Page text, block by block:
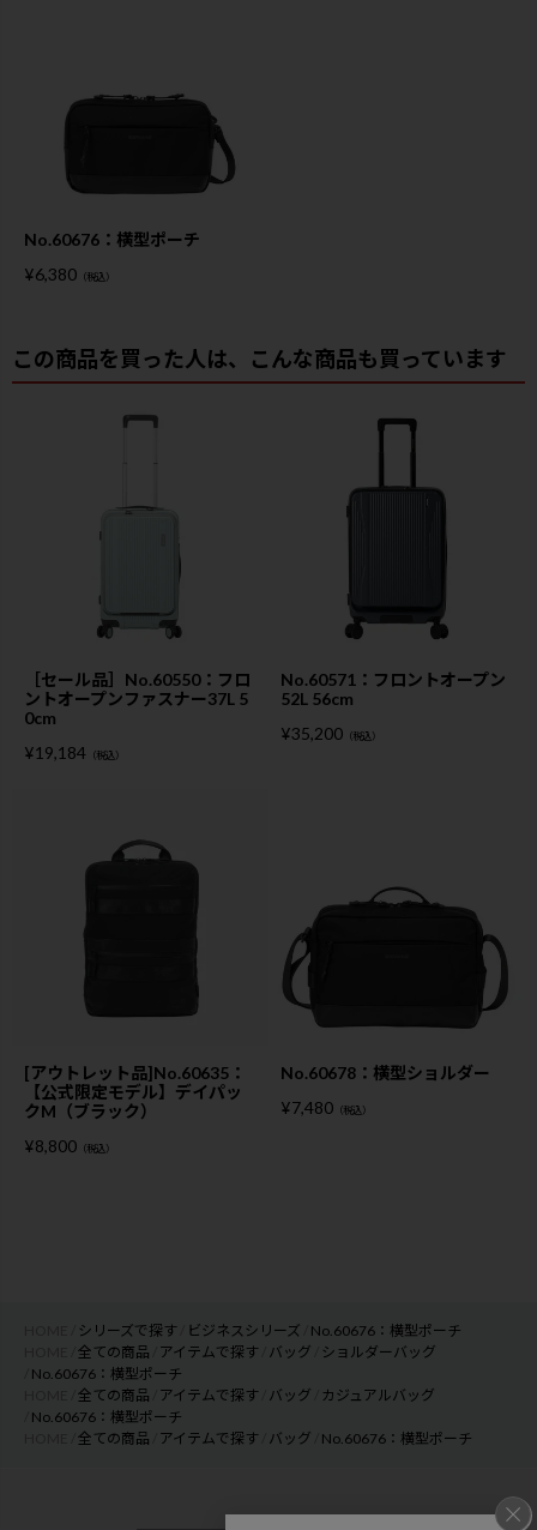
No.60676：横型ポーチ
¥6,380 （税込）
この商品を買った人は、こんな商品も買っています
［セール品］No.60550：フロ
ントオープンファスナー37L 5
0cm
¥19,184 （税込）
No.60571：フロントオープン
52L 56cm
¥35,200 （税込）
[アウトレット品]No.60635：
【公式限定モデル】デイパッ
クM（ブラック）
¥8,800 （税込）
No.60678：横型ショルダー
¥7,480 （税込）
シリーズで探す ビジネスシリーズ
No.60676：横型ポーチ
全ての商品 アイテムで探す バッグ
ショルダーバッグ
No.60676：横型ポーチ
全ての商品 アイテムで探す バッグ
カジュアルバッグ
No.60676：横型ポーチ
全ての商品 アイテムで探す バッグ No.60676：横型ポーチ